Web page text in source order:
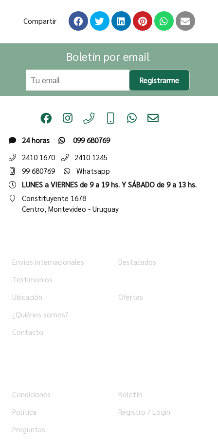
Compartir
Boletín por email
Registrarme
24 horas
099 680769
2410 1670
2410 1245
99 680769
Whatsapp
LUNES a VIERNES de 9 a 19 hs. Y SÁBADO de 9 a 13 hs.
Constituyente 1678
Centro, Montevideo - Uruguay
Envíos internacionales
Testimonios
Ubicación
¿Quiénes somos?
Contacto
Destacados
Ofertas
Condiciones
Política
Preguntas
Boletín
Registro / Login